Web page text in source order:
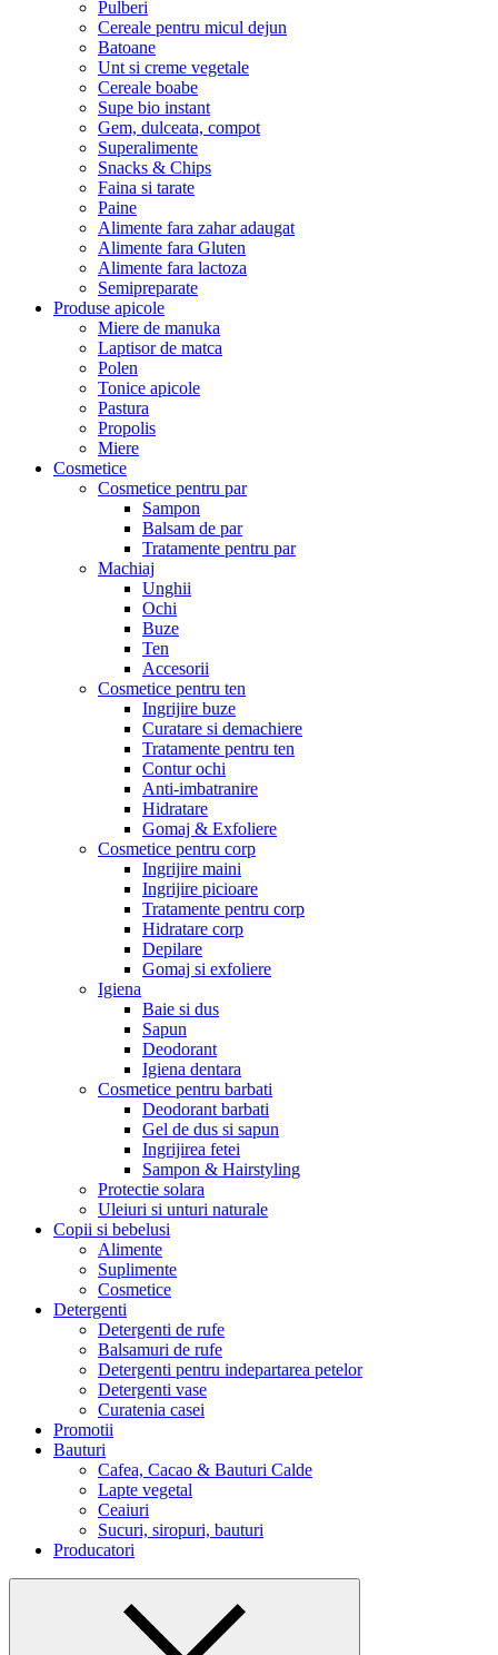
Pulberi
Cereale pentru micul dejun
Batoane
Unt si creme vegetale
Cereale boabe
Supe bio instant
Gem, dulceata, compot
Superalimente
Snacks & Chips
Faina si tarate
Paine
Alimente fara zahar adaugat
Alimente fara Gluten
Alimente fara lactoza
Semipreparate
Produse apicole
Miere de manuka
Laptisor de matca
Polen
Tonice apicole
Pastura
Propolis
Miere
Cosmetice
Cosmetice pentru par
Sampon
Balsam de par
Tratamente pentru par
Machiaj
Unghii
Ochi
Buze
Ten
Accesorii
Cosmetice pentru ten
Ingrijire buze
Curatare si demachiere
Tratamente pentru ten
Contur ochi
Anti-imbatranire
Hidratare
Gomaj & Exfoliere
Cosmetice pentru corp
Ingrijire maini
Ingrijire picioare
Tratamente pentru corp
Hidratare corp
Depilare
Gomaj si exfoliere
Igiena
Baie si dus
Sapun
Deodorant
Igiena dentara
Cosmetice pentru barbati
Deodorant barbati
Gel de dus si sapun
Ingrijirea fetei
Sampon & Hairstyling
Protectie solara
Uleiuri si unturi naturale
Copii si bebelusi
Alimente
Suplimente
Cosmetice
Detergenti
Detergenti de rufe
Balsamuri de rufe
Detergenti pentru indepartarea petelor
Detergenti vase
Curatenia casei
Promotii
Bauturi
Cafea, Cacao & Bauturi Calde
Lapte vegetal
Ceaiuri
Sucuri, siropuri, bauturi
Producatori